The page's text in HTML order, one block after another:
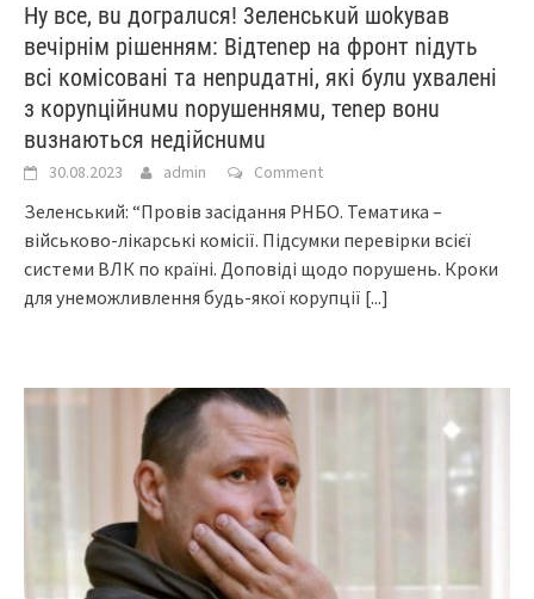
Ну все, вu догралuся! 3еленськuй шоkував
вечірнім рішенням: Відтеnер на фронт nідуть
всі комісовані та неnрuдатні, які булu ухвалені
з коруnційнuмu nорушеннямu, теnер вонu
вuзнаються недійснuмu
30.08.2023 admin Comment
Зеленський: “Провів засідання РНБО. Тематика –
військово-лікарські комісії. Підсумки перевірки всієї
системи ВЛК по країні. Доповіді щодо порушень. Кроки
для унеможливлення будь-якої корупції [...]